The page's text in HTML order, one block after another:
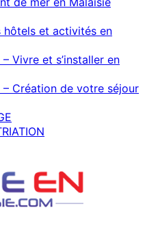
hôtels et activités en
Vivre et s’installer en
Création de votre séjour